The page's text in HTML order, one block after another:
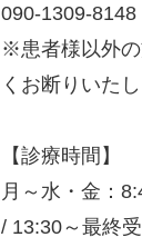
090-1309-8148
※患者様以外
くお断りいた
【診療時間】
月～水・金：
/ 13:30～最終